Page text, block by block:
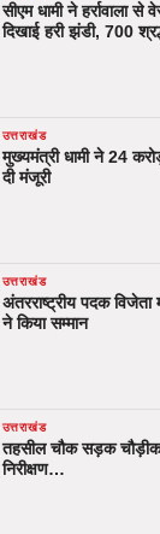
सीएम धामी ने हर्रावाला
दिखाई हरी झंडी, 700
उत्तराखंड
मुख्यमंत्री धामी ने 24
दी मंजूरी
उत्तराखंड
अंतरराष्ट्रीय पदक विजेता
ने किया सम्मान
उत्तराखंड
तहसील चौक सड़क
निरीक्षण…